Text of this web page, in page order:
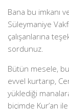
Bana bu imkanı
Süleymaniye
çalışanlarına
sordunuz.
Bütün mesele,
evvel kurtarıp,
yüklediği
biçimde Kur’an